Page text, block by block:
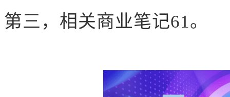
第三，相关商业笔记61。